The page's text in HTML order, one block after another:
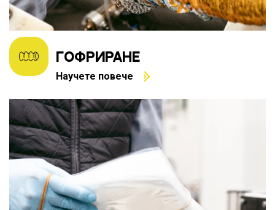
ГОФРИРАНE
Научете повече